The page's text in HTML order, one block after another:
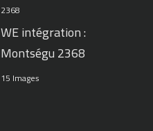
WE intégration :
Montségu 2368
15 Images